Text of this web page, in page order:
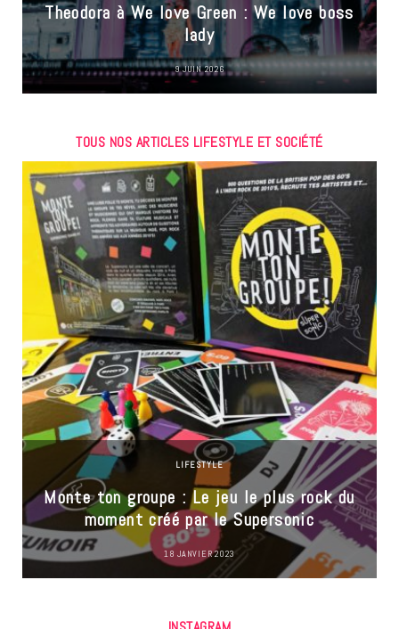
Theodora à We love Green : We love boss
lady
9 JUIN 2026
TOUS NOS ARTICLES LIFESTYLE ET SOCIÉTÉ
LIFESTYLE
Monte ton groupe : Le jeu le plus rock du
moment créé par le Supersonic
18 JANVIER 2023